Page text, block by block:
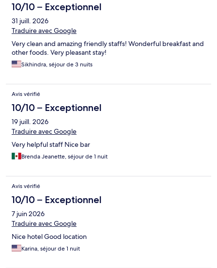
10/10 – Exceptionnel
31 juill. 2026
Traduire avec Google
Very clean and amazing friendly staffs! Wonderful breakfast and
other foods. Very pleasant stay!
Sikhindra, séjour de 3 nuits
Avis vérifié
10/10 – Exceptionnel
19 juill. 2026
Traduire avec Google
Very helpful staff Nice bar
Brenda Jeanette, séjour de 1 nuit
Avis vérifié
10/10 – Exceptionnel
7 juin 2026
Traduire avec Google
Nice hotel Good location
Karina, séjour de 1 nuit